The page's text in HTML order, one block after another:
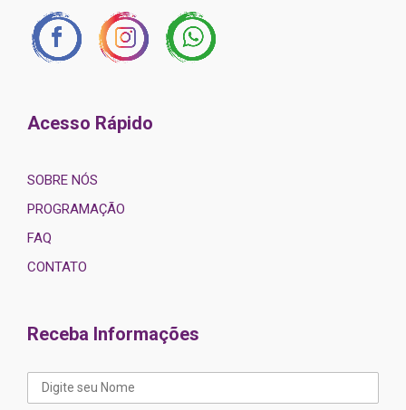
Acesso Rápido
SOBRE NÓS
PROGRAMAÇÃO
FAQ
CONTATO
Receba Informações